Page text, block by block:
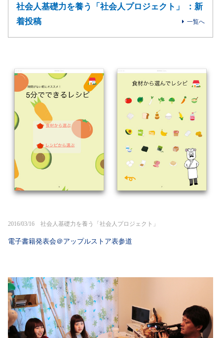
社会人基礎力を養う「社会人プロジェクト」 ：新
着投稿
一覧へ
2016/03/16 社会人基礎力を養う「社会人プロジェクト」
電子書籍発表会＠アップルストア表参道